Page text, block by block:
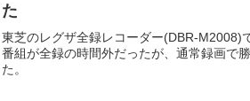
た
東芝のレグザ全録レコーダー(DBR-M2008)
番組が全録の時間外だったが、通常録画で
た。